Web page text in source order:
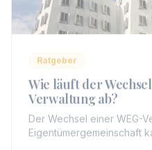
Ratgeber
Wie läuft der
Verwaltung ab?
Der Wechsel einer WEG-
Eigentümergemeinschaft